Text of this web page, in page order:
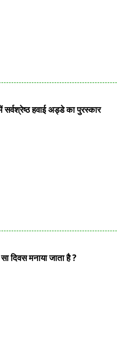
सर्वश्रेष्ठ हवाई अड्डे का पुरस्कार
दिवस मनाया जाता है ?